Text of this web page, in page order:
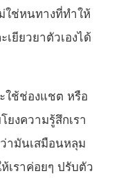
ใช่หนทางที่ทำให้
ยียวยาตัวเองได้
ใช้ช่องแชต หรือ
ยงความรู้สึกเรา
ามันเสมือนหลุม
เราค่อยๆ ปรับตัว